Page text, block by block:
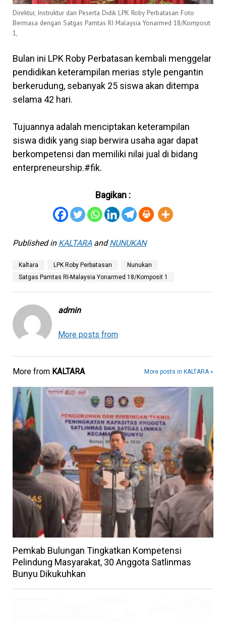
Direktur, Instruktur dan Peserta Didik LPK Roby Perbatasan Foto
Bermasa dengan Satgas Pamtas RI Malaysia Yonarmed 18/Komposit
1,
Bulan ini LPK Roby Perbatasan kembali menggelar
pendidikan keterampilan merias style pengantin
berkerudung, sebanyak 25 siswa akan ditempa
selama 42 hari.
Tujuannya adalah menciptakan keterampilan
siswa didik yang siap berwira usaha agar dapat
berkompetensi dan memiliki nilai jual di bidang
enterpreneurship.#fik.
Bagikan :
Published in KALTARAandNUNUKAN
Kaltara LPK Roby Perbatasan
Nunukan
Satgas Pamtas RI-Malaysia Yonarmed 18/Komposit 1
admin
More posts from
More from KALTARA More posts in KALTARA »
Pemkab Bulungan Tingkatkan Kompetensi
Pelindung Masyarakat, 30 Anggota Satlinmas
Bunyu Dikukuhkan